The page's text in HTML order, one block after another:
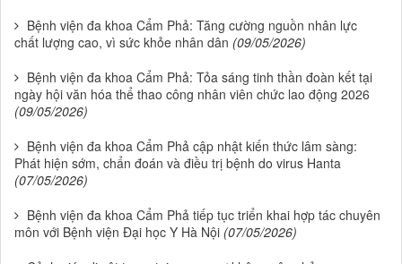
Bệnh viện đa khoa Cẩm Phả: Tăng cường nguồn nhân lực
chất lượng cao, vì sức khỏe nhân dân (09/05/2026)
Bệnh viện đa khoa Cẩm Phả: Tỏa sáng tinh thần đoàn kết tại
ngày hội văn hóa thể thao công nhân viên chức lao động 2026
(09/05/2026)
Bệnh viện đa khoa Cẩm Phả cập nhật kiến thức lâm sàng:
Phát hiện sớm, chẩn đoán và điều trị bệnh do virus Hanta
(07/05/2026)
Bệnh viện đa khoa Cẩm Phả tiếp tục triển khai hợp tác chuyên
môn với Bệnh viện Đại học Y Hà Nội (07/05/2026)